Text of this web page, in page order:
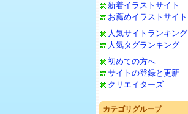
新着イラストサイト
お薦めイラストサイト
人気サイトランキング
人気タグランキング
初めての方へ
サイトの登録と更新
クリエイターズ
カテゴリグループ